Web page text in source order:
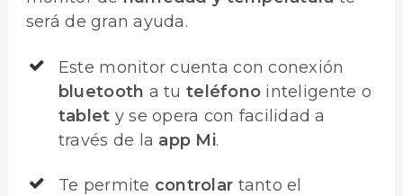
será de gran ayuda.
Este monitor cuenta con conexión
bluetooth a tu teléfono inteligente o
tablet y se opera con facilidad a
través de la app Mi.
Te permite controlar tanto el